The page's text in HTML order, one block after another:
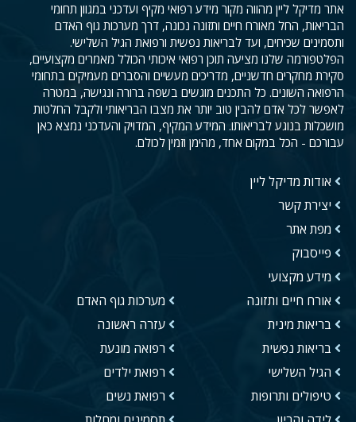
אתר מדיקל ליין מהווה מקור מידע רפואי מקיף ועדכני במגוון תחומי
הבריאות, החל מאורח חיים ותזונה נכונה, דרך מערכות גוף האדם
ותסמינים שכיחים, ועד לבריאות נפשית ורפואת הגיל השלישי.
הפלטפורמה שלנו מציעה תוכן רפואי איכותי הכולל מאמרים מקצועיים,
סקירת מחקרים חדשניים, מדריכים מעשיים והסברים מעמיקים בתחומי
הרפואה השונים. כל התכנים מוגשים בשפה ברורה ונגישה, במטרה
לאפשר לכל אדם להבין טוב יותר את מצבו הבריאותי ולקבל החלטות
מושכלות בנוגע לבריאותו. המידע המקיף, המדויק והעדכני נמצא כאן
עבורכם - הכל במקום אחד, מהימן וזמין לכולם.
אודות מדיקל ליין
יצירת קשר
מפת אתר
פייסבוק
מידע מקצועי
אורח חיים ותזונה
בריאות מינית
בריאות נפשית
הגיל השלישי
טיפולים ותרופות
מערכות גוף האדם
עזרה ראשונה
רפואה מונעת
רפואת ילדים
רפואת נשים